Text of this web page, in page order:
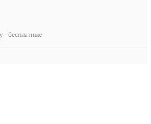
- бесплатные